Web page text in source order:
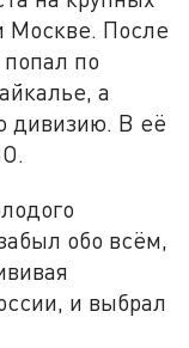
Москве. После
по
а
дивизию. В её
обо всём,
и выбрал